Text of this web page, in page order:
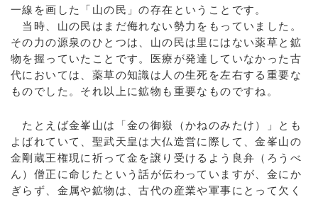
一線を画した「山の民」の存在ということです。
当時、山の民はまだ侮れない勢力をもっていました。
その力の源泉のひとつは、山の民は里にはない薬草と鉱
物を握っていたことです。医療が発達していなかった古
代においては、薬草の知識は人の生死を左右する重要な
ものでした。それ以上に鉱物も重要なものですね。
たとえば金峯山は「金の御嶽（かねのみたけ）」とも
よばれていて、聖武天皇は大仏造営に際して、金峯山の
金剛蔵王権現に祈って金を譲り受けるよう良弁（ろうべ
ん）僧正に命じたという話が伝わっていますが、金にか
ぎらず、金属や鉱物は、古代の産業や軍事にとって欠く